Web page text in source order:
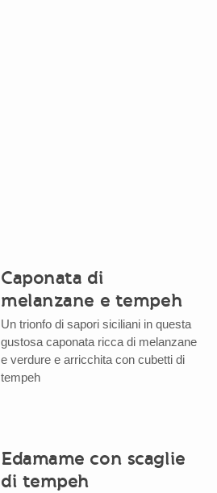
Caponata di
melanzane e tempeh
Un trionfo di sapori siciliani in questa
gustosa caponata ricca di melanzane
e verdure e arricchita con cubetti di
tempeh
Edamame con scaglie
di tempeh